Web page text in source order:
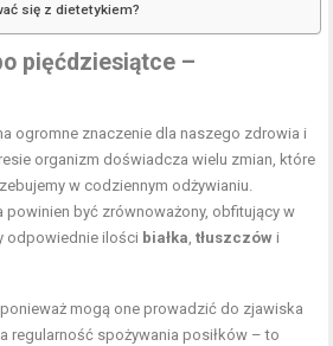
się z dietetykiem?
pięćdziesiątce –
ogromne znaczenie dla naszego zdrowia i
organizm doświadcza wielu zmian, które
w codziennym odżywianiu.
powinien być zrównoważony, obfitujący w
odpowiednie ilości białka,tłuszczów i
mogą one prowadzić do zjawiska
regularność spożywania posiłków – to